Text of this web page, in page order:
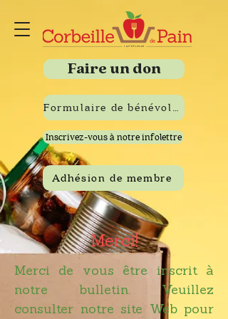
Faire un don
Inscrivez-vous à notre infolettre
Formulaire de bénévolat
Adhésion de membre
Merci!
Merci de vous être inscrit à
notre bulletin. Veuillez
consulter notre site Web pour